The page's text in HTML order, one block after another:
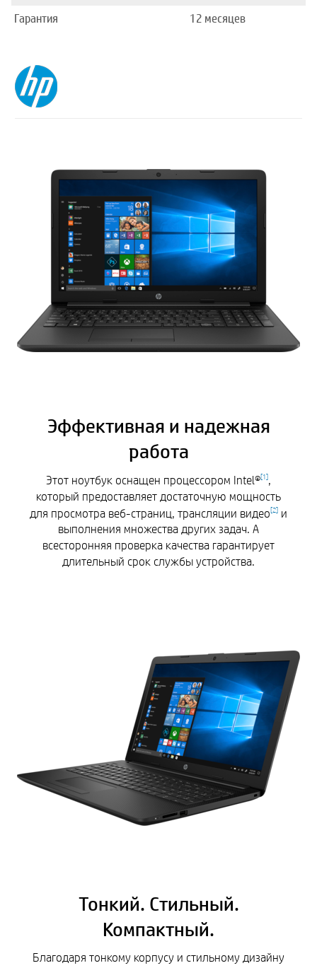
Гарантия
12 месяцев
Эффективная и надежная
работа
Этот ноутбук оснащен процессором Intel®[1],
который предоставляет достаточную мощность
для просмотра веб-страниц, трансляции видео[2] и
выполнения множества других задач. А
всесторонняя проверка качества гарантирует
длительный срок службы устройства.
Тонкий. Стильный.
Компактный.
Благодаря тонкому корпусу и стильному дизайну